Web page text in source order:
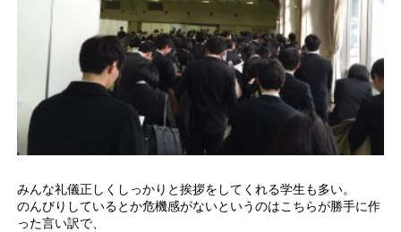
みんな礼儀正しくしっかりと挨拶をしてくれる学生も多い。
のんびりしているとか危機感がないというのはこちらが勝手に作
った言い訳で、